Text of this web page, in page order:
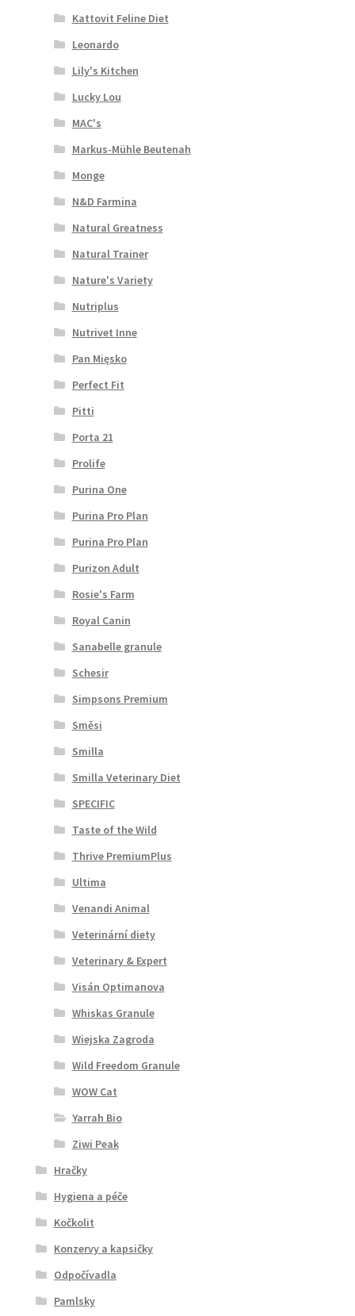
Kattovit Feline Diet
Leonardo
Lily's Kitchen
Lucky Lou
MAC's
Markus-Mühle Beutenah
Monge
N&D Farmina
Natural Greatness
Natural Trainer
Nature's Variety
Nutriplus
Nutrivet Inne
Pan Mięsko
Perfect Fit
Pitti
Porta 21
Prolife
Purina One
Purina Pro Plan
Purina Pro Plan
Purizon Adult
Rosie's Farm
Royal Canin
Sanabelle granule
Schesir
Simpsons Premium
Směsi
Smilla
Smilla Veterinary Diet
SPECIFIC
Taste of the Wild
Thrive PremiumPlus
Ultima
Venandi Animal
Veterinární diety
Veterinary & Expert
Visán Optimanova
Whiskas Granule
Wiejska Zagroda
Wild Freedom Granule
WOW Cat
Yarrah Bio
Ziwi Peak
Hračky
Hygiena a péče
Kočkolit
Konzervy a kapsičky
Odpočívadla
Pamlsky